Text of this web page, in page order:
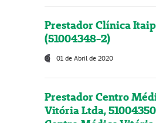
Prestador Clínica
(51004348-2)
01 de Abril de 2020
Prestador Centro
Vitória Ltda,